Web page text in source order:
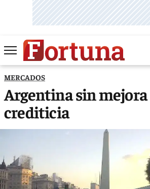
MERCADOS
Argentina sin
crediticia